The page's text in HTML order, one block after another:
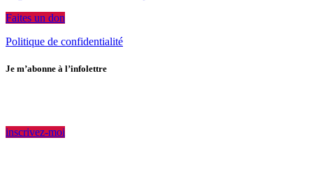
Faites un don
Politique de confidentialité
Je m’abonne à l’infolettre
inscrivez-moi